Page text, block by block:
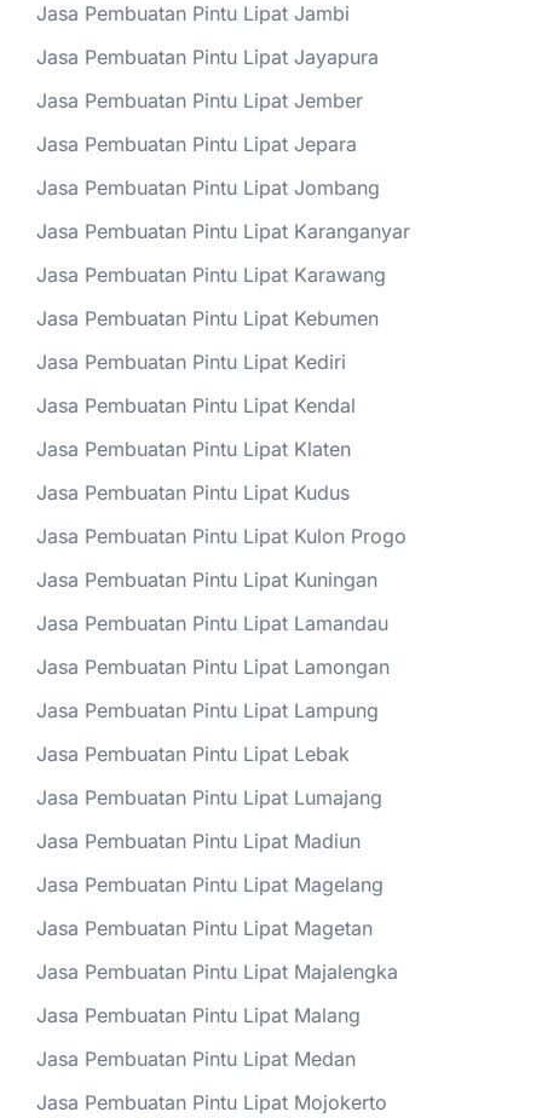
Jasa Pembuatan Pintu Lipat Jambi
Jasa Pembuatan Pintu Lipat Jayapura
Jasa Pembuatan Pintu Lipat Jember
Jasa Pembuatan Pintu Lipat Jepara
Jasa Pembuatan Pintu Lipat Jombang
Jasa Pembuatan Pintu Lipat Karanganyar
Jasa Pembuatan Pintu Lipat Karawang
Jasa Pembuatan Pintu Lipat Kebumen
Jasa Pembuatan Pintu Lipat Kediri
Jasa Pembuatan Pintu Lipat Kendal
Jasa Pembuatan Pintu Lipat Klaten
Jasa Pembuatan Pintu Lipat Kudus
Jasa Pembuatan Pintu Lipat Kulon Progo
Jasa Pembuatan Pintu Lipat Kuningan
Jasa Pembuatan Pintu Lipat Lamandau
Jasa Pembuatan Pintu Lipat Lamongan
Jasa Pembuatan Pintu Lipat Lampung
Jasa Pembuatan Pintu Lipat Lebak
Jasa Pembuatan Pintu Lipat Lumajang
Jasa Pembuatan Pintu Lipat Madiun
Jasa Pembuatan Pintu Lipat Magelang
Jasa Pembuatan Pintu Lipat Magetan
Jasa Pembuatan Pintu Lipat Majalengka
Jasa Pembuatan Pintu Lipat Malang
Jasa Pembuatan Pintu Lipat Medan
Jasa Pembuatan Pintu Lipat Mojokerto